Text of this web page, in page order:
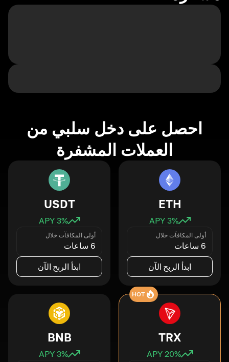
احصل على دخل سلبي من
العملات المشفرة
ETH
3% APY
أولى المكافآت خلال
6 ساعات
ابدأ الربح الآن
USDT
3% APY
أولى المكافآت خلال
6 ساعات
ابدأ الربح الآن
HOT
TRX
20% APY
BNB
3% APY